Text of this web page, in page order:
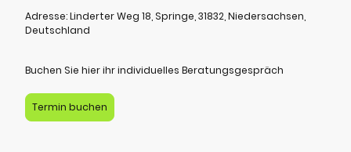
Adresse: Linderter Weg 18, Springe, 31832, Niedersachsen,
Deutschland
Buchen Sie hier ihr individuelles Beratungsgespräch
Termin buchen